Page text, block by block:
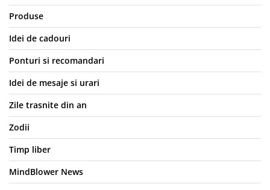
Produse
Idei de cadouri
Ponturi si recomandari
Idei de mesaje si urari
Zile trasnite din an
Zodii
Timp liber
MindBlower News